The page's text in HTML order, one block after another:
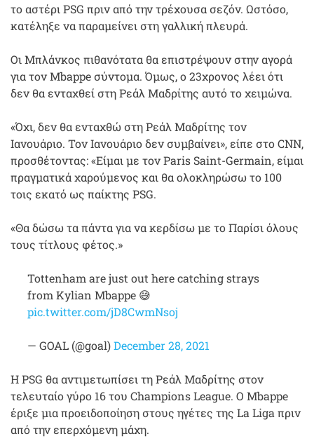
το αστέρι PSG πριν από την τρέχουσα σεζόν. Ωστόσο,
κατέληξε να παραμείνει στη γαλλική πλευρά.
Οι Μπλάνκος πιθανότατα θα επιστρέψουν στην αγορά
για τον Mbappe σύντομα. Όμως, ο 23χρονος λέει ότι
δεν θα ενταχθεί στη Ρεάλ Μαδρίτης αυτό το χειμώνα.
«Όχι, δεν θα ενταχθώ στη Ρεάλ Μαδρίτης τον
Ιανουάριο. Τον Ιανουάριο δεν συμβαίνει», είπε στο CNN,
προσθέτοντας: «Είμαι με τον Paris Saint-Germain, είμαι
πραγματικά χαρούμενος και θα ολοκληρώσω το 100
τοις εκατό ως παίκτης PSG.
«Θα δώσω τα πάντα για να κερδίσω με το Παρίσι όλους
τους τίτλους φέτος.»
Tottenham are just out here catching strays
from Kylian Mbappe 😅
pic.twitter.com/jD8CwmNsoj
— GOAL (@goal)December 28, 2021
Η PSG θα αντιμετωπίσει τη Ρεάλ Μαδρίτης στον
τελευταίο γύρο 16 του Champions League. Ο Mbappe
έριξε μια προειδοποίηση στους ηγέτες της La Liga πριν
από την επερχόμενη μάχη.